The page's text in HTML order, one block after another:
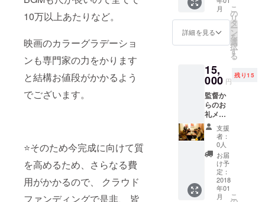
10万以上あたりなど。
映画のカラーグラデーショ
ンも専門家の力をかります
と結構お値段がかかるよう
でございます。
⭐️そのため今完成に向けて質
を高めるため、さらなる費
用がかかるので、 クラウド
ファンディングで是非、 皆
ジット
監督の2
曲入り
CDプレ
ゼント
優
SADA
のレア
物CD8
曲入り
プレゼ
ント
月
詳細を見る
こ
の
リ
タ
ー
ン
を
選
択
す
る
15,
000 円
残り15
監督か
らのお
礼メー
ル 監
督、好
きな女
優俳優
のサイ
ン エン
ドロー
ルクレ
ジット
支援
者：
0人
お届
け予
定：
2018
年01
月
こ